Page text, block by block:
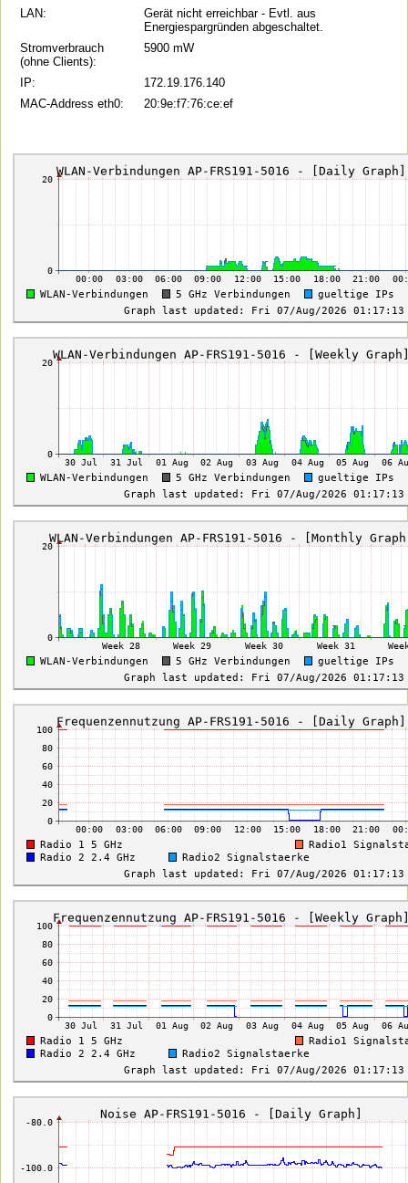
LAN:
Gerät nicht erreichbar - Evtl. aus
Energiespargründen abgeschaltet.
Stromverbrauch
(ohne Clients):
5900 mW
IP:
172.19.176.140
MAC-Address eth0:
20:9e:f7:76:ce:ef